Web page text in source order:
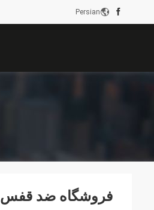
Persian
فروشگاه ضد قفس Shop Convenience قفسه بندی / نمایش قفسه های سوپرمارکت